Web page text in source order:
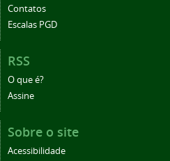
Contatos
Escalas PGD
RSS
O que é?
Assine
Sobre o site
Acessibilidade